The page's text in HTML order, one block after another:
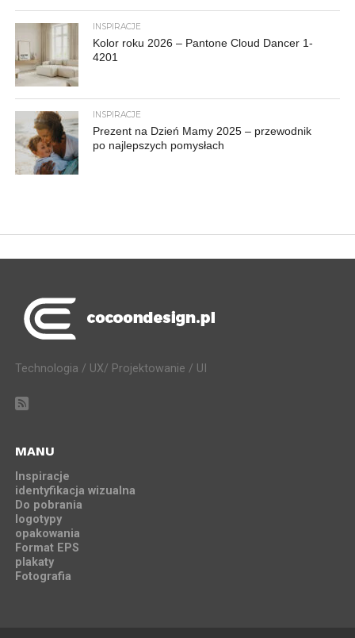
INSPIRACJE
Kolor roku 2026 – Pantone Cloud Dancer 1-
4201
INSPIRACJE
Prezent na Dzień Mamy 2025 – przewodnik
po najlepszych pomysłach
Technologia / UX/ Projektowanie / UI
MANU
Inspiracje
identyfikacja wizualna
Do pobrania
logotypy
opakowania
Format EPS
plakaty
Fotografia